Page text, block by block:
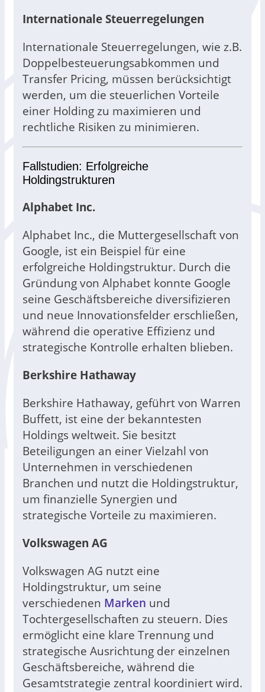
Internationale Steuerregelungen
Internationale Steuerregelungen, wie z.B.
Doppelbesteuerungsabkommen und
Transfer Pricing, müssen berücksichtigt
werden, um die steuerlichen Vorteile
einer Holding zu maximieren und
rechtliche Risiken zu minimieren.
Fallstudien: Erfolgreiche
Holdingstrukturen
Alphabet Inc.
Alphabet Inc., die Muttergesellschaft von
Google, ist ein Beispiel für eine
erfolgreiche Holdingstruktur. Durch die
Gründung von Alphabet konnte Google
seine Geschäftsbereiche diversifizieren
und neue Innovationsfelder erschließen,
während die operative Effizienz und
strategische Kontrolle erhalten blieben.
Berkshire Hathaway
Berkshire Hathaway, geführt von Warren
Buffett, ist eine der bekanntesten
Holdings weltweit. Sie besitzt
Beteiligungen an einer Vielzahl von
Unternehmen in verschiedenen
Branchen und nutzt die Holdingstruktur,
um finanzielle Synergien und
strategische Vorteile zu maximieren.
Volkswagen AG
Volkswagen AG nutzt eine
Holdingstruktur, um seine
verschiedenen Marken und
Tochtergesellschaften zu steuern. Dies
ermöglicht eine klare Trennung und
strategische Ausrichtung der einzelnen
Geschäftsbereiche, während die
Gesamtstrategie zentral koordiniert wird.